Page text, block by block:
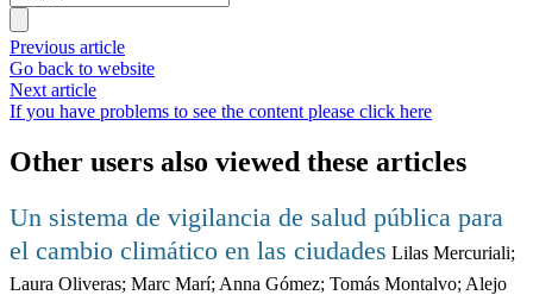
Previous article
Go back to website
Next article
If you have problems to see the content please click here
Other users also viewed these articles
Un sistema de vigilancia de salud pública para
el cambio climático en las ciudades Lilas Mercuriali;
Laura Oliveras; Marc Marí; Anna Gómez; Tomás Montalvo; Alejo